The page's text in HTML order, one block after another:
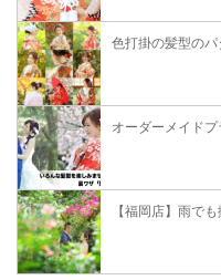
色打掛の髪型のパ
オーダーメイド
【福岡店】雨で